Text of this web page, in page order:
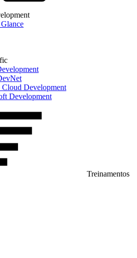
Cloud Development
Development
Treinamentos